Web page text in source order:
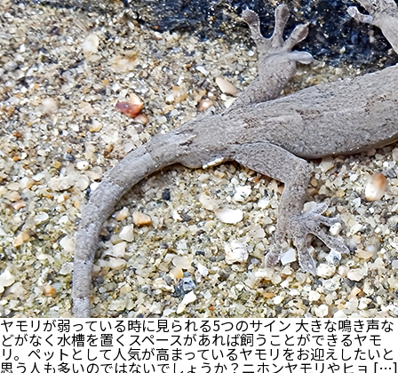
リ
を
食
べ
な
い
｜
理
由
と
対
処
法
を
徹
底
解
説！
ヤモリが弱っている時に見られる5つのサイン 大きな鳴き声な
どがなく水槽を置くスペースがあれば飼うことができるヤモ
リ。ペットとして人気が高まっているヤモリをお迎えしたいと
思う人も多いのではないでしょうか？ニホンヤモリやヒョ […]